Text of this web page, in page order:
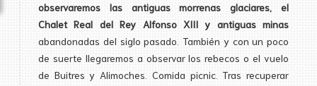
observaremos las antiguas morrenas glaciares, el
Chalet Real del Rey Alfonso XIII y antiguas minas
abandonadas del siglo pasado. También y con un poco
de suerte llegaremos a observar los rebecos o el vuelo
de Buitres y Alimoches. Comida picnic. Tras recuperar